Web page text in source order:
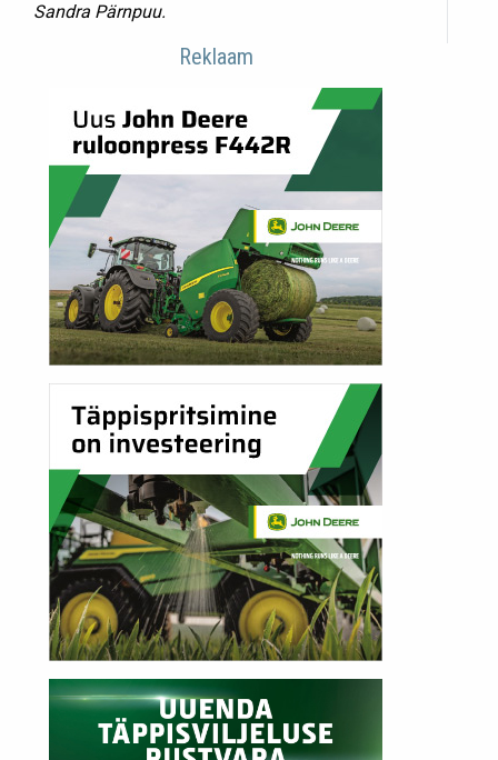
Sandra Pärnpuu.
Reklaam